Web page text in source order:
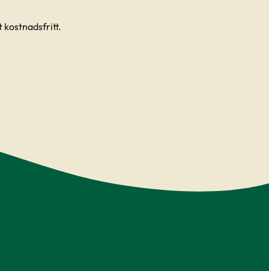
kostnadsfritt.